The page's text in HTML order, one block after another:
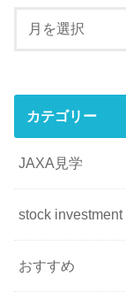
カテゴリー
JAXA見学
stock investment
おすすめ